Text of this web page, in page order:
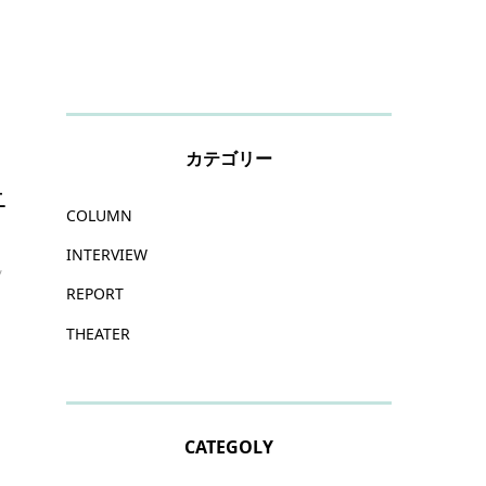
カテゴリー
COLUMN
INTERVIEW
REPORT
THEATER
CATEGOLY